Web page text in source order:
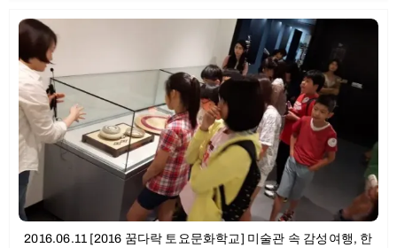
2016.06.11 [2016 꿈다락 토요문화학교] 미술관 속 감성여행, 한